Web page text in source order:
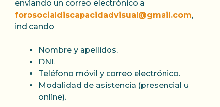
enviando un correo electrónico a
forosocialdiscapacidadvisual@gmail.com,
indicando:
Nombre y apellidos.
DNI.
Teléfono móvil y correo electrónico.
Modalidad de asistencia (presencial u
online).